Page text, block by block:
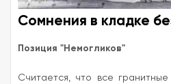
Сомнения в кладке
Позиция "Немогликов"
Считается, что все